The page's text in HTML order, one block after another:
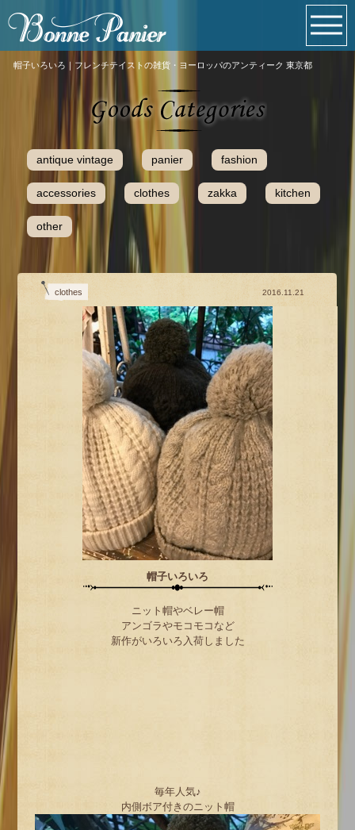
帽子いろいろ｜フレンチテイストの雑貨・ヨーロッパのアンティーク 東京都
antique vintage panier fashion
accessories clothes zakka kitchen
other
clothes 2016.11.21
帽子いろいろ
ニット帽やベレー帽
アンゴラやモコモコなど
新作がいろいろ入荷しました
毎年人気♪
内側ボア付きのニット帽